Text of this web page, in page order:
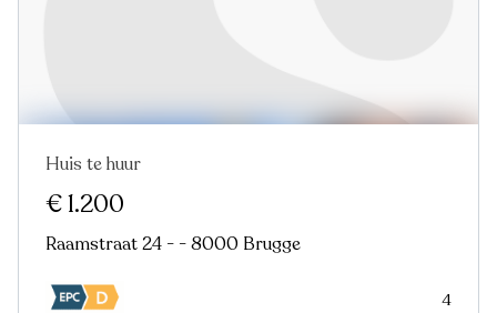
Huis te huur
€ 1.200
Raamstraat 24 - - 8000 Brugge
4